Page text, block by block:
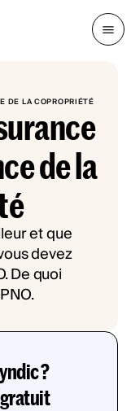
DE LA COPROPRIÉTÉ
de la
?